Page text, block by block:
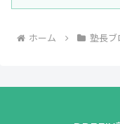
ホーム 塾長ブ